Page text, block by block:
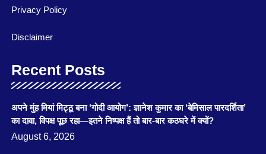
Privacy Policy
Disclaimer
Recent Posts
अपने मुंह मियां मिट्ठू बना ‘गोदी आयोग’: ज्ञानेश कुमार का ‘बेमिसाल पारदर्शिता’
का दावा, विपक्ष पूछ रहा—इतने निष्पक्ष हैं तो बार-बार कठघरे में क्यों?
August 6, 2026